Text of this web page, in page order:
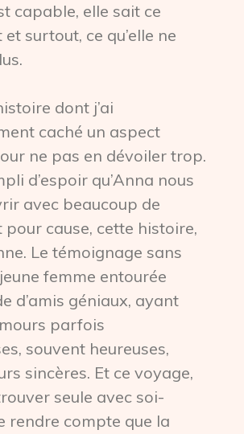
capable, elle sait ce
et surtout, ce qu’elle ne
dont j’ai
caché un aspect
ne pas en dévoiler trop.
d’espoir qu’Anna nous
avec beaucoup de
pour cause, cette histoire,
Le témoignage sans
femme entourée
d’amis géniaux, ayant
parfois
souvent heureuses,
sincères. Et ce voyage,
seule avec soi-
rendre compte que la